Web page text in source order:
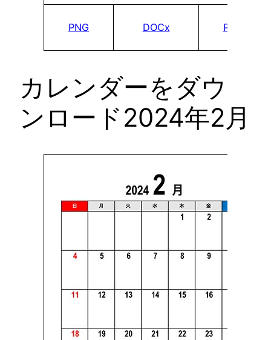
PNG DOCx PDF
カレンダーをダウ
ンロード2024年2月